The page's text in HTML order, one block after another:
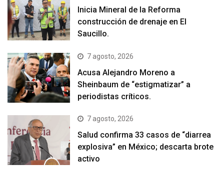
Inicia Mineral de la Reforma
construcción de drenaje en El
Saucillo.
7 agosto, 2026
Acusa Alejandro Moreno a
Sheinbaum de “estigmatizar” a
periodistas críticos.
7 agosto, 2026
Salud confirma 33 casos de “diarrea
explosiva” en México; descarta brote
activo